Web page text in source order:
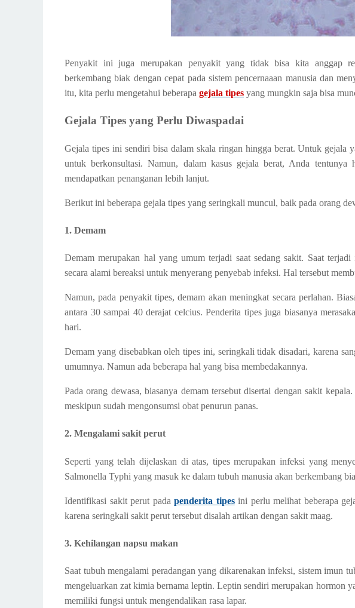
Penyakit ini juga merupakan penyakit yang tidak bisa kita anggap
berkembang biak dengan cepat pada sistem pencernaaan manusia dan
itu, kita perlu mengetahui beberapa gejala tipes yang mungkin saja bisa
Gejala Tipes yang Perlu Diwaspadai
Gejala tipes ini sendiri bisa dalam skala ringan hingga berat. Untuk gejala
untuk berkonsultasi. Namun, dalam kasus gejala berat, Anda
mendapatkan penanganan lebih lanjut.
Berikut ini beberapa gejala tipes yang seringkali muncul, baik pada orang
1. Demam
Demam merupakan hal yang umum terjadi saat sedang sakit. Saat
secara alami bereaksi untuk menyerang penyebab infeksi. Hal tersebut
Namun, pada penyakit tipes, demam akan meningkat secara perlahan.
antara 30 sampai 40 derajat celcius. Penderita tipes juga biasanya
hari.
Demam yang disebabkan oleh tipes ini, seringkali tidak disadari, karena
umumnya. Namun ada beberapa hal yang bisa membedakannya.
Pada orang dewasa, biasanya demam tersebut disertai dengan sakit
meskipun sudah mengonsumsi obat penurun panas.
2. Mengalami sakit perut
Seperti yang telah dijelaskan di atas, tipes merupakan infeksi yang
Salmonella Typhi yang masuk ke dalam tubuh manusia akan berkembang
Identifikasi sakit perut padapenderita tipesini perlu melihat beberapa
karena seringkali sakit perut tersebut disalah artikan dengan sakit maag.
3. Kehilangan napsu makan
Saat tubuh mengalami peradangan yang dikarenakan infeksi, sistem imun
mengeluarkan zat kimia bernama leptin. Leptin sendiri merupakan hormon
memiliki fungsi untuk mengendalikan rasa lapar.